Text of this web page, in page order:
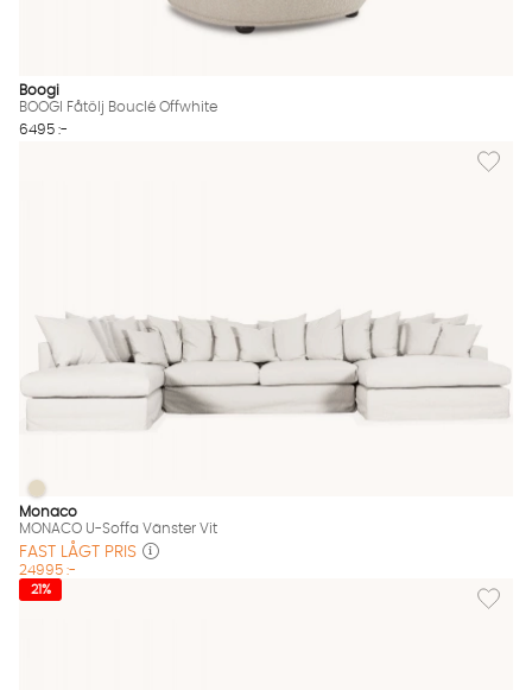
Boogi
BOOGI Fåtölj Bouclé Offwhite
6495 :-
Lägg
MONACO U-Soffa Vänster Vit Finns även i dessa färger:
MONACO U-Soffa Vänster Vit
Monaco
MONACO U-Soffa Vänster Vit
FAST LÅGT PRIS
24995 :-
Lägg
21%